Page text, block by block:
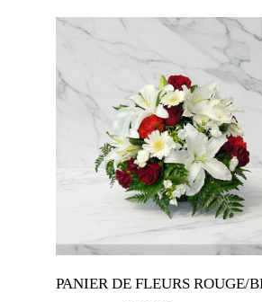
PANIER DE FLEURS ROUGE/